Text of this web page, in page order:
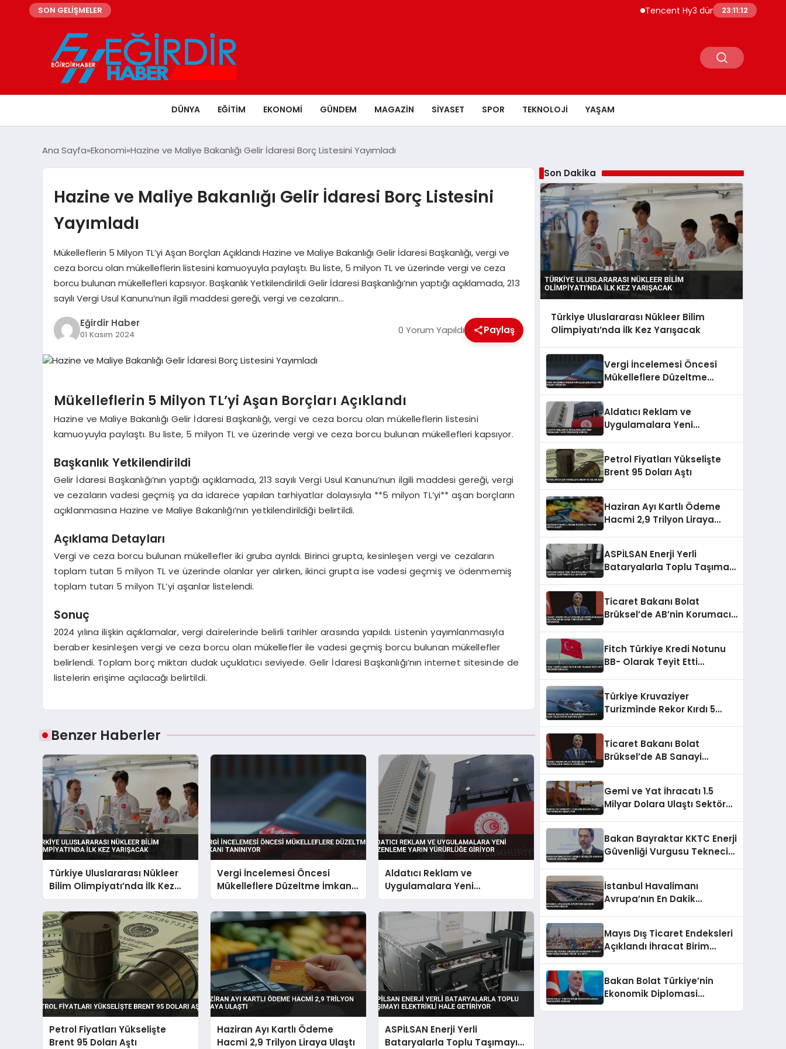
SON GELİŞMELER Tencent Hy3 dünya genelinde
23:11:12
DÜNYA EĞITIM EKONOMI GÜNDEM MAGAZIN SIYASET SPOR TEKNOLOJI YAŞAM
Ana Sayfa Ekonomi Hazine ve Maliye Bakanlığı Gelir İdaresi Borç Listesini Yayımladı
Hazine ve Maliye Bakanlığı Gelir İdaresi Borç Listesini
Yayımladı
Mükelleflerin 5 Milyon TL’yi Aşan Borçları Açıklandı Hazine ve Maliye Bakanlığı Gelir İdaresi Başkanlığı, vergi ve
ceza borcu olan mükelleflerin listesini kamuoyuyla paylaştı. Bu liste, 5 milyon TL ve üzerinde vergi ve ceza
borcu bulunan mükellefleri kapsıyor. Başkanlık Yetkilendirildi Gelir İdaresi Başkanlığı’nın yaptığı açıklamada, 213
sayılı Vergi Usul Kanunu’nun ilgili maddesi gereği, vergi ve cezaların…
Eğirdir Haber
01 Kasım 2024 0 Yorum Yapıldı Paylaş
Mükelleflerin 5 Milyon TL’yi Aşan Borçları Açıklandı
Hazine ve Maliye Bakanlığı Gelir İdaresi Başkanlığı, vergi ve ceza borcu olan mükelleflerin listesini
kamuoyuyla paylaştı. Bu liste, 5 milyon TL ve üzerinde vergi ve ceza borcu bulunan mükellefleri kapsıyor.
Başkanlık Yetkilendirildi
Gelir İdaresi Başkanlığı’nın yaptığı açıklamada, 213 sayılı Vergi Usul Kanunu’nun ilgili maddesi gereği, vergi
ve cezaların vadesi geçmiş ya da idarece yapılan tarhiyatlar dolayısıyla **5 milyon TL’yi** aşan borçların
açıklanmasına Hazine ve Maliye Bakanlığı’nın yetkilendirildiği belirtildi.
Açıklama Detayları
Vergi ve ceza borcu bulunan mükellefler iki gruba ayrıldı. Birinci grupta, kesinleşen vergi ve cezaların
toplam tutarı 5 milyon TL ve üzerinde olanlar yer alırken, ikinci grupta ise vadesi geçmiş ve ödenmemiş
toplam tutarı 5 milyon TL’yi aşanlar listelendi.
Sonuç
2024 yılına ilişkin açıklamalar, vergi dairelerinde belirli tarihler arasında yapıldı. Listenin yayımlanmasıyla
beraber kesinleşen vergi ve ceza borcu olan mükellefler ile vadesi geçmiş borcu bulunan mükellefler
belirlendi. Toplam borç miktarı dudak uçuklatıcı seviyede. Gelir İdaresi Başkanlığı’nın internet sitesinde de
listelerin erişime açılacağı belirtildi.
Benzer Haberler
Türkiye Uluslararası Nükleer
Bilim Olimpiyatı’nda İlk Kez
Yarışacak
Vergi İncelemesi Öncesi
Mükelleflere Düzeltme İmkanı
Tanınıyor
Aldatıcı Reklam ve
Uygulamalara Yeni
Düzenleme Yarın Yürürlüğe
Giriyor
Petrol Fiyatları Yükselişte
Brent 95 Doları Aştı
Haziran Ayı Kartlı Ödeme
Hacmi 2,9 Trilyon Liraya Ulaştı
ASPİLSAN Enerji Yerli
Bataryalarla Toplu Taşımayı
Son Dakika
Türkiye Uluslararası Nükleer Bilim
Olimpiyatı’nda İlk Kez Yarışacak
Vergi İncelemesi Öncesi
Mükelleflere Düzeltme
Aldatıcı Reklam ve
Uygulamalara Yeni
Petrol Fiyatları Yükselişte
Brent 95 Doları Aştı
Haziran Ayı Kartlı Ödeme
Hacmi 2,9 Trilyon Liraya
ASPİLSAN Enerji Yerli
Bataryalarla Toplu Taşımayı
Ticaret Bakanı Bolat
Brüksel’de AB’nin Korumacı
Savunacak
Fitch Türkiye Kredi Notunu
BB- Olarak Teyit Etti
Türkiye Kruvaziyer
Turizminde Rekor Kırdı 5
Ticaret Bakanı Bolat
Brüksel’de AB Sanayi
Gemi ve Yat İhracatı 1.5
Milyar Dolara Ulaştı Sektör
Bakan Bayraktar KKTC Enerji
Güvenliği Vurgusu Teknecik
İstanbul Havalimanı
Avrupa’nın En Dakik
Mayıs Dış Ticaret Endeksleri
Açıklandı İhracat Birim
Bakan Bolat Türkiye’nin
Ekonomik Diplomasi